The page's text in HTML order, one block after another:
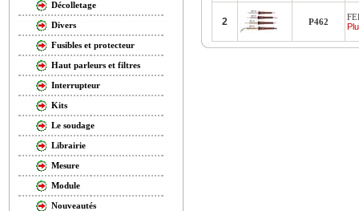
Décolletage
Divers
Fusibles et protecteur
Haut parleurs et filtres
Interrupteur
Kits
Le soudage
Librairie
Mesure
Module
Nouveautés
2 P462